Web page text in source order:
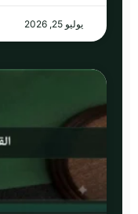
يوليو 25, 2026